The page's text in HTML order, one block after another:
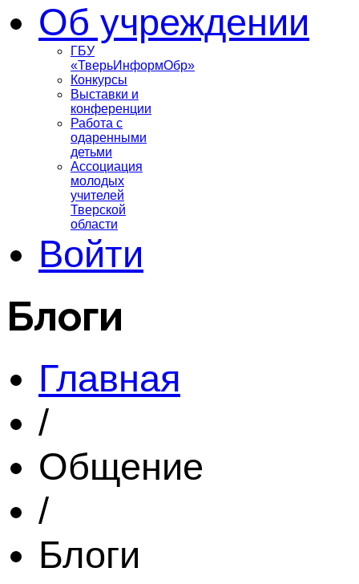
Об учреждении
ГБУ
«ТверьИнформОбр»
Конкурсы
Выставки и
конференции
Работа с
одаренными
детьми
Ассоциация
молодых
учителей
Тверской
области
Войти
Блоги
Главная
/
Общение
/
Блоги